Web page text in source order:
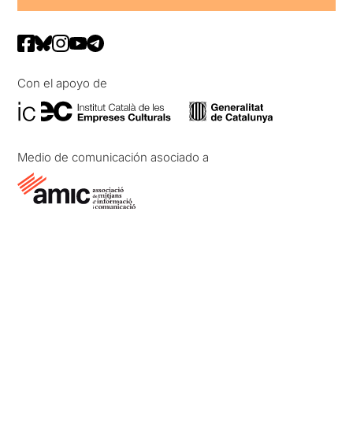
Con el apoyo de
Medio de comunicación asociado a